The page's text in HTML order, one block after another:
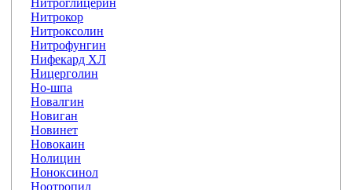
Нитрокор
Нитроксолин
Нитрофунгин
Нифекард ХЛ
Ницерголин
Но-шпа
Новалгин
Новиган
Новинет
Новокаин
Нолицин
Ноноксинол
Ноотропил